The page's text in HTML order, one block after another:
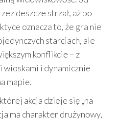
deszcze strzał, aż po
oznacza to, że gra nie
starciach, ale
konflikcie – z
i dynamicznie
mapie.
akcja dzieje się „na
ma charakter drużynowy,